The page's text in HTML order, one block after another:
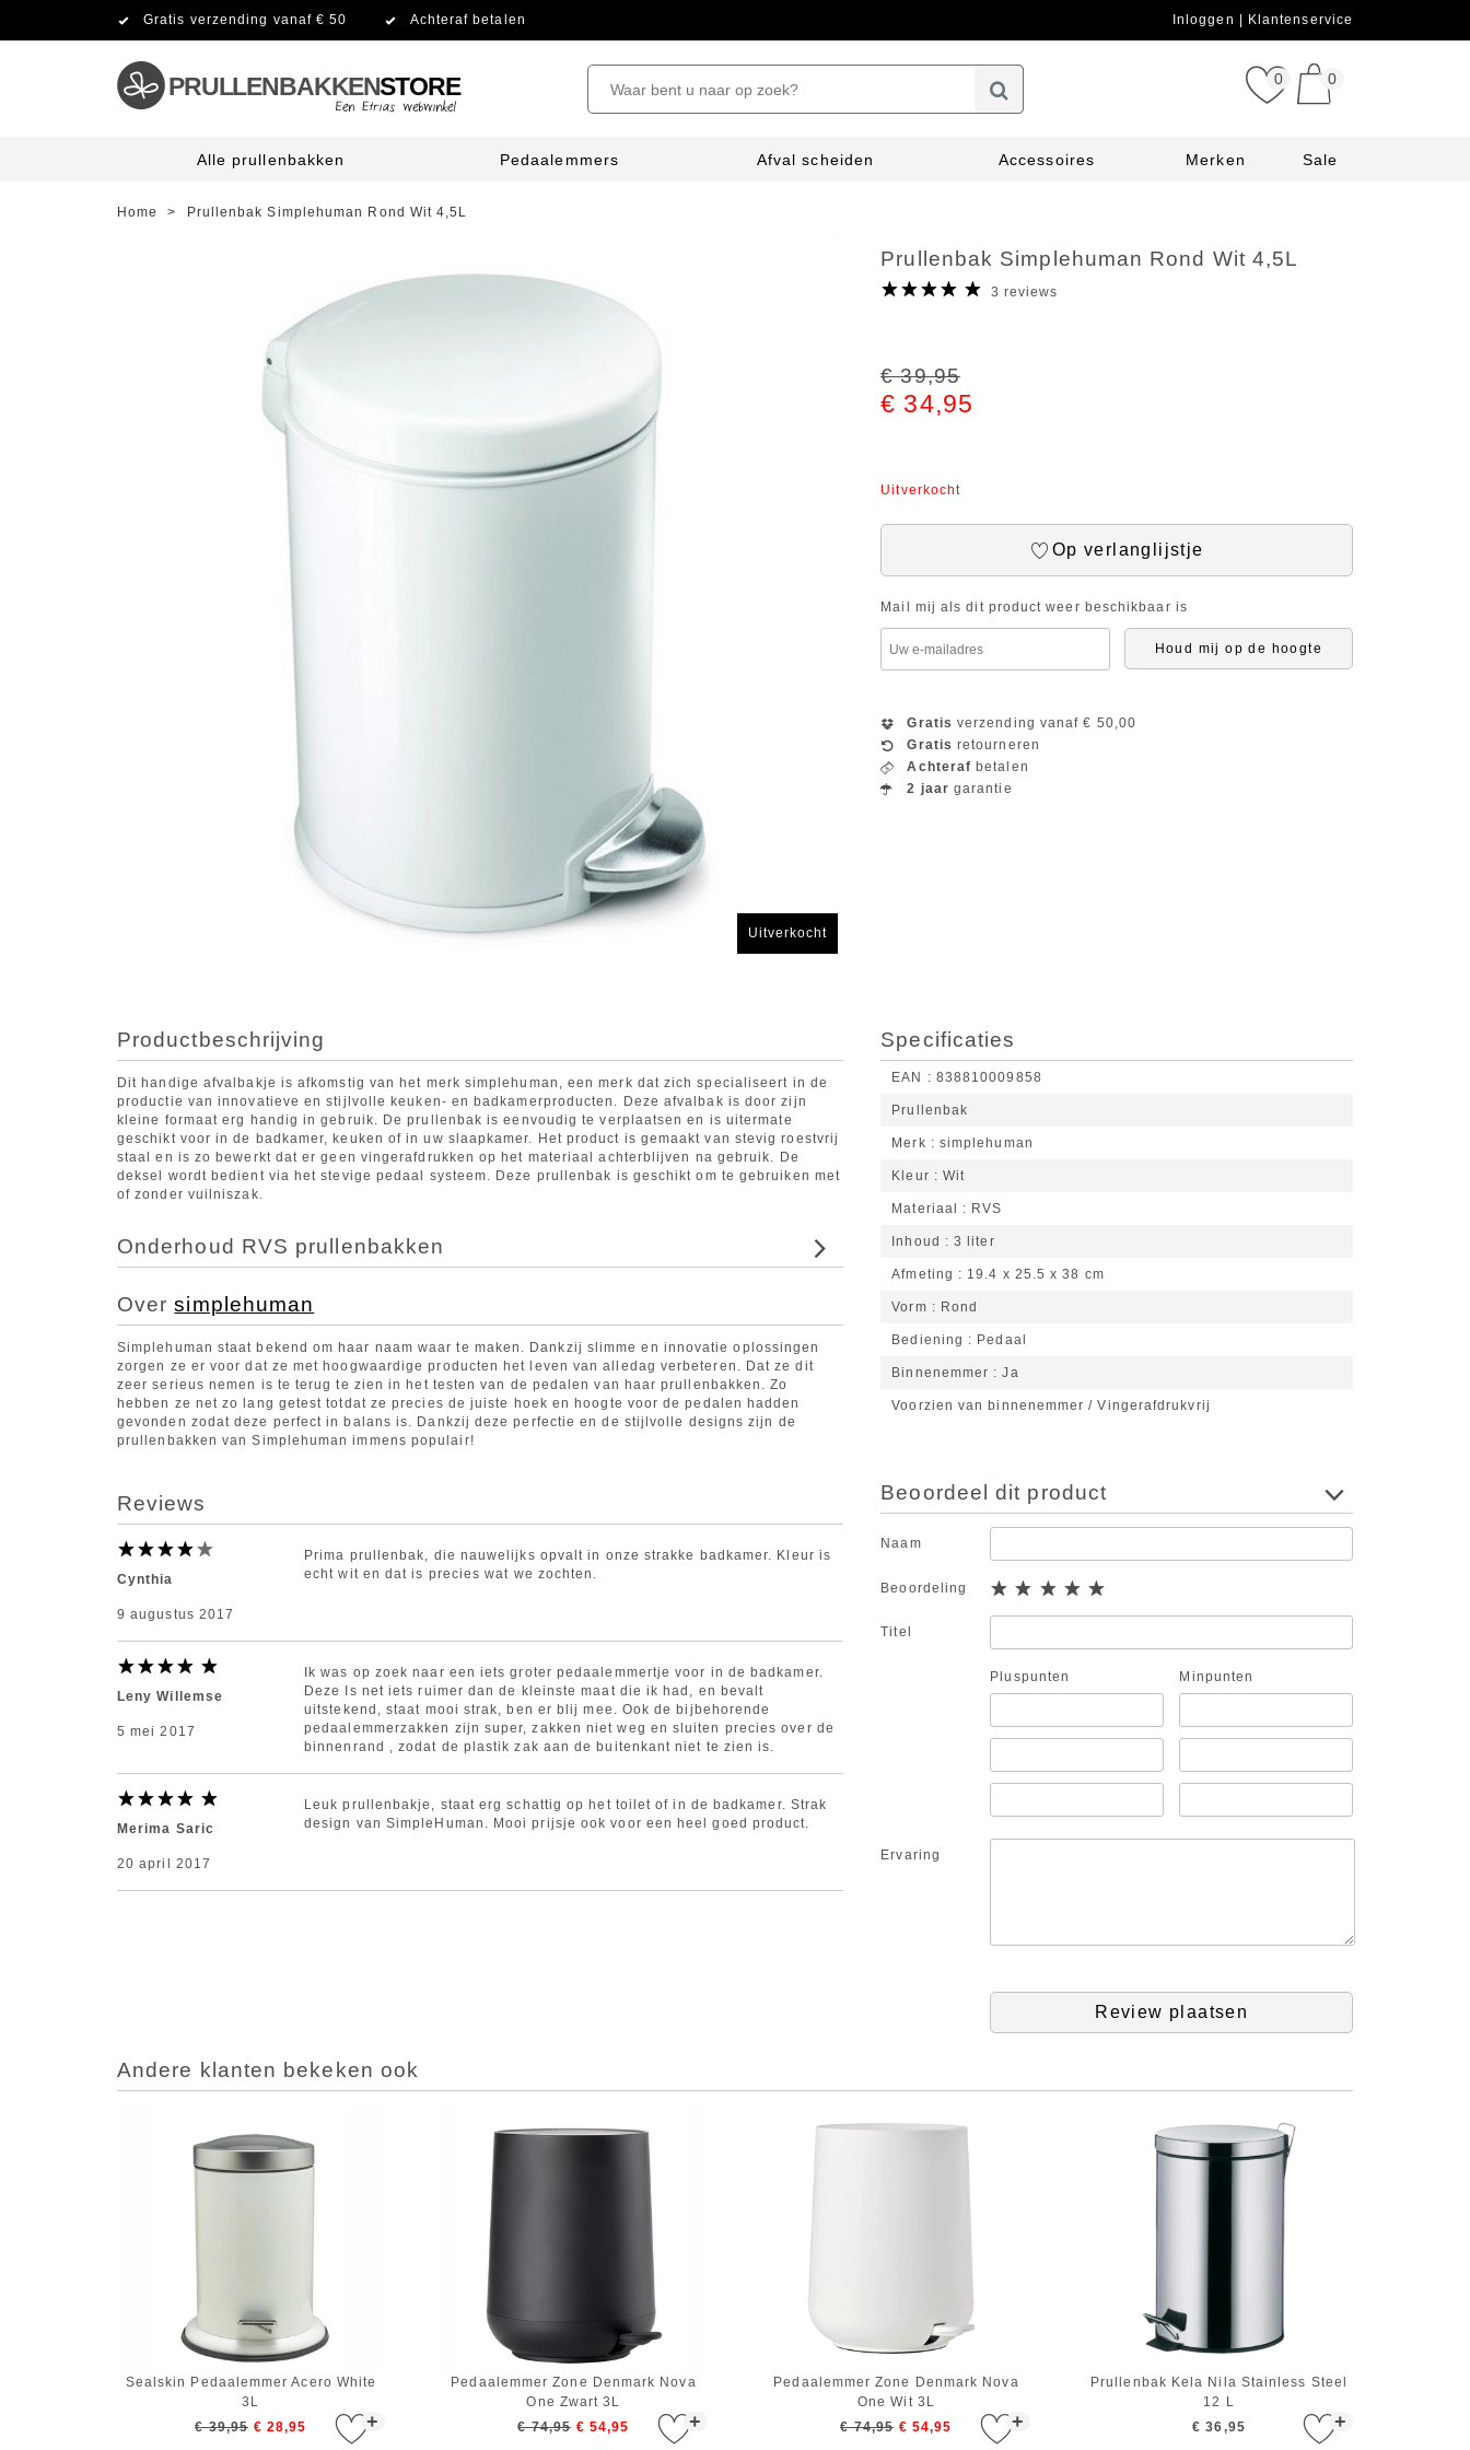
Gratis verzending vanaf € 50 Achteraf betalen Inloggen Klantenservice
PRULLENBAKKENSTORE 0 0
Alle prullenbakken Pedaalemmers Afval scheiden Accessoires Merken Sale
Home > Prullenbak Simplehuman Rond Wit 4,5L
Uitverkocht
Prullenbak Simplehuman Rond Wit 4,5L
3 reviews
€ 39,95
€ 34,95
Uitverkocht
Op verlanglijstje
Mail mij als dit product weer beschikbaar is
Houd mij op de hoogte
Gratis verzending vanaf € 50,00
Gratis retourneren
Achteraf betalen
2 jaar garantie
Productbeschrijving
Dit handige afvalbakje is afkomstig van het merk simplehuman, een merk dat zich specialiseert in de
productie van innovatieve en stijlvolle keuken- en badkamerproducten. Deze afvalbak is door zijn
kleine formaat erg handig in gebruik. De prullenbak is eenvoudig te verplaatsen en is uitermate
geschikt voor in de badkamer, keuken of in uw slaapkamer. Het product is gemaakt van stevig roestvrij
staal en is zo bewerkt dat er geen vingerafdrukken op het materiaal achterblijven na gebruik. De
deksel wordt bedient via het stevige pedaal systeem. Deze prullenbak is geschikt om te gebruiken met
of zonder vuilniszak.
Onderhoud RVS prullenbakken
Oversimplehuman
Simplehuman staat bekend om haar naam waar te maken. Dankzij slimme en innovatie oplossingen
zorgen ze er voor dat ze met hoogwaardige producten het leven van alledag verbeteren. Dat ze dit
zeer serieus nemen is te terug te zien in het testen van de pedalen van haar prullenbakken. Zo
hebben ze net zo lang getest totdat ze precies de juiste hoek en hoogte voor de pedalen hadden
gevonden zodat deze perfect in balans is. Dankzij deze perfectie en de stijlvolle designs zijn de
prullenbakken van Simplehuman immens populair!
Specificaties
EAN 838810009858
Prullenbak
Merk simplehuman
Kleur Wit
Materiaal RVS
Inhoud 3 liter
Afmeting 19.4 x 25.5 x 38 cm
Vorm Rond
Bediening Pedaal
Binnenemmer Ja
Voorzien van binnenemmer / Vingerafdrukvrij
Reviews
Cynthia
9 augustus 2017
Prima prullenbak, die nauwelijks opvalt in onze strakke badkamer. Kleur is
echt wit en dat is precies wat we zochten.
Leny Willemse
5 mei 2017
Ik was op zoek naar een iets groter pedaalemmertje voor in de badkamer.
Deze Is net iets ruimer dan de kleinste maat die ik had, en bevalt
uitstekend, staat mooi strak, ben er blij mee. Ook de bijbehorende
pedaalemmerzakken zijn super, zakken niet weg en sluiten precies over de
binnenrand , zodat de plastik zak aan de buitenkant niet te zien is.
Merima Saric
20 april 2017
Leuk prullenbakje, staat erg schattig op het toilet of in de badkamer. Strak
design van SimpleHuman. Mooi prijsje ook voor een heel goed product.
Beoordeel dit product
Naam
Beoordeling
Titel
Pluspunten Minpunten
Ervaring
Review plaatsen
Andere klanten bekeken ook
+
Sealskin Pedaalemmer Acero White
3L
€ 39,95 € 28,95 +
Pedaalemmer Zone Denmark Nova
One Zwart 3L
€ 74,95 € 54,95 +
Pedaalemmer Zone Denmark Nova
One Wit 3L
€ 74,95 € 54,95 +
Prullenbak Kela Nila Stainless Steel
12 L
€ 36,95